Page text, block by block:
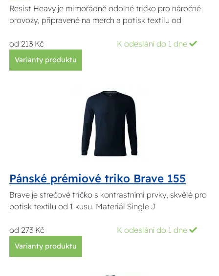
Resist Heavy je mimořádně odolné tričko pro náročné
provozy, připravené na merch a potisk textilu od
od 213 Kč K odeslání do 1 dne
Varianty produktu
Pánské prémiové triko Brave 155
Brave je strečové tričko s kontrastními prvky, skvělé pro
potisk textilu od 1 kusu. Materiál Single J
od 273 Kč K odeslání do 1 dne
Varianty produktu